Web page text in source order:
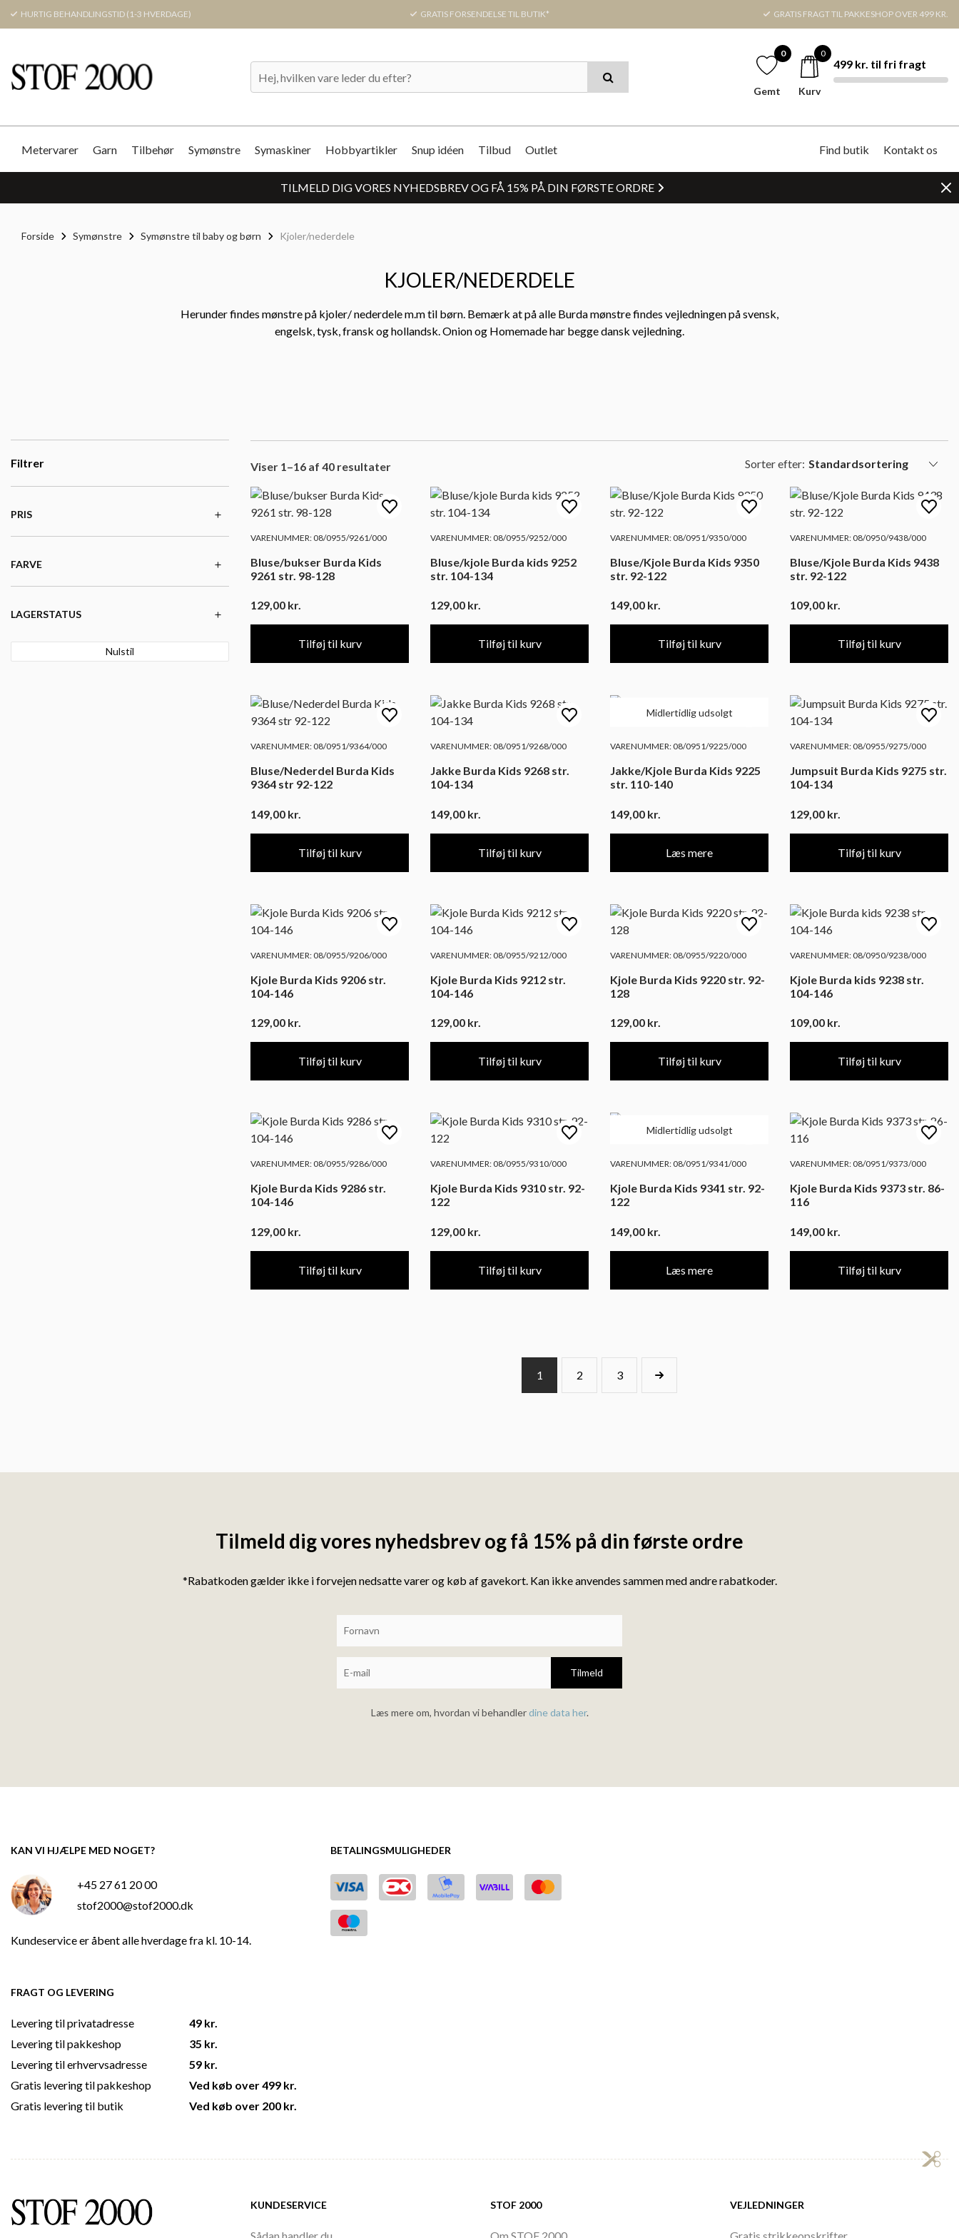
HURTIG BEHANDLINGSTID (1-3 HVERDAGE) GRATIS FORSENDELSE TIL BUTIK* GRATIS FRAGT TIL PAKKESHOP OVER 499 KR.
0
Gemt
0
Kurv
499 kr. til fri fragt
Metervarer Garn Tilbehør Symønstre Symaskiner Hobbyartikler Snup idéen Tilbud Outlet Find butik Kontakt os
TILMELD DIG VORES NYHEDSBREV OG FÅ 15% PÅ DIN FØRSTE ORDRE
Forside Symønstre Symønstre til baby og børn Kjoler/nederdele
KJOLER/NEDERDELE
Herunder findes mønstre på kjoler/ nederdele m.m til børn. Bemærk at på alle Burda mønstre findes vejledningen på svensk,
engelsk, tysk, fransk og hollandsk. Onion og Homemade har begge dansk vejledning.
Filtrer
PRIS
FARVE
LAGERSTATUS
Nulstil
Viser 1–16 af 40 resultater Sorter efter:
VARENUMMER: 08/0955/9261/000
Bluse/bukser Burda Kids
9261 str. 98-128
129,00 kr.
Tilføj til kurv
VARENUMMER: 08/0955/9252/000
Bluse/kjole Burda kids 9252
str. 104-134
129,00 kr.
Tilføj til kurv
VARENUMMER: 08/0951/9350/000
Bluse/Kjole Burda Kids 9350
str. 92-122
149,00 kr.
Tilføj til kurv
VARENUMMER: 08/0950/9438/000
Bluse/Kjole Burda Kids 9438
str. 92-122
109,00 kr.
Tilføj til kurv
VARENUMMER: 08/0951/9364/000
Bluse/Nederdel Burda Kids
9364 str 92-122
149,00 kr.
Tilføj til kurv
VARENUMMER: 08/0951/9268/000
Jakke Burda Kids 9268 str.
104-134
149,00 kr.
Tilføj til kurv
Midlertidlig udsolgt
VARENUMMER: 08/0951/9225/000
Jakke/Kjole Burda Kids 9225
str. 110-140
149,00 kr.
Læs mere
VARENUMMER: 08/0955/9275/000
Jumpsuit Burda Kids 9275 str.
104-134
129,00 kr.
Tilføj til kurv
VARENUMMER: 08/0955/9206/000
Kjole Burda Kids 9206 str.
104-146
129,00 kr.
Tilføj til kurv
VARENUMMER: 08/0955/9212/000
Kjole Burda Kids 9212 str.
104-146
129,00 kr.
Tilføj til kurv
VARENUMMER: 08/0955/9220/000
Kjole Burda Kids 9220 str. 92-
128
129,00 kr.
Tilføj til kurv
VARENUMMER: 08/0950/9238/000
Kjole Burda kids 9238 str.
104-146
109,00 kr.
Tilføj til kurv
VARENUMMER: 08/0955/9286/000
Kjole Burda Kids 9286 str.
104-146
129,00 kr.
Tilføj til kurv
VARENUMMER: 08/0955/9310/000
Kjole Burda Kids 9310 str. 92-
122
129,00 kr.
Tilføj til kurv
Midlertidlig udsolgt
VARENUMMER: 08/0951/9341/000
Kjole Burda Kids 9341 str. 92-
122
149,00 kr.
Læs mere
VARENUMMER: 08/0951/9373/000
Kjole Burda Kids 9373 str. 86-
116
149,00 kr.
Tilføj til kurv
1 2 3
Tilmeld dig vores nyhedsbrev og få 15% på din første ordre
*Rabatkoden gælder ikke i forvejen nedsatte varer og køb af gavekort. Kan ikke anvendes sammen med andre rabatkoder.
Tilmeld
Læs mere om, hvordan vi behandlerdine data her.
KAN VI HJÆLPE MED NOGET?
+45 27 61 20 00
stof2000@stof2000.dk
Kundeservice er åbent alle hverdage fra kl. 10-14.
BETALINGSMULIGHEDER
FRAGT OG LEVERING
Levering til privatadresse
Levering til pakkeshop
Levering til erhvervsadresse
Gratis levering til pakkeshop
Gratis levering til butik
49 kr.
35 kr.
59 kr.
Ved køb over 499 kr.
Ved køb over 200 kr.
KUNDESERVICE
Sådan handler du
STOF 2000
Om STOF 2000
VEJLEDNINGER
Gratis strikkeopskrifter